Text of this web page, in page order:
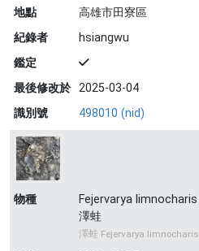
地點
高雄市田寮區
紀錄者
hsiangwu
鑑定
最後修改於 2025-03-04
識別號
498010 (nid)
物種
Fejervarya limnocharis
澤蛙
澤蛙 Fejervarya limnocharis